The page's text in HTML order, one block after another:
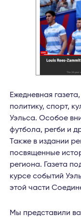
Ежедневная
политику, спорт,
Уэльса. Особое
футбола, регби и
Также в издании
посвященные
региона. Газета
курсе событий
этой части
Мы представили